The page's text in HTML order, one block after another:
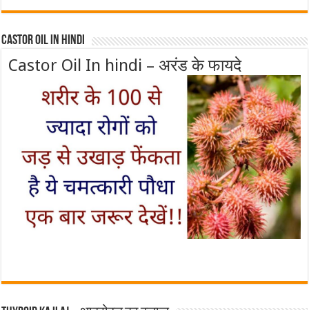
Castor Oil In Hindi
Castor Oil In hindi – अरंड के फायदे